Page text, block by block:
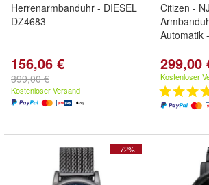
Herrenarmbanduhr - DIESEL
DZ4683
156,06 €
399,00 €
Kostenloser Versand
Citizen -
Automatik
299,00
Kostenloser
- 72%